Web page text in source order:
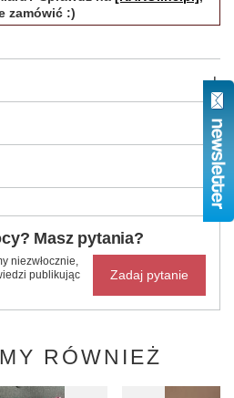
zamówić :)
Masz pytania?
niezwłocznie,
publikując
Zadaj pytanie
RÓWNIEŻ